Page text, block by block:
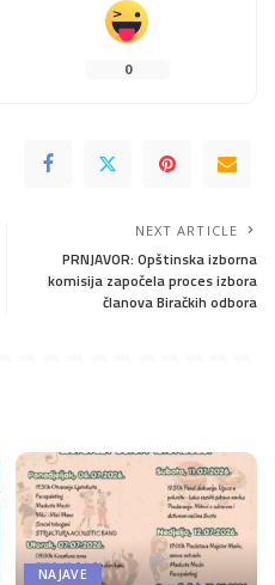
0
NEXT ARTICLE
PRNJAVOR: Opštinska izborna
komisija započela proces izbora
članova Biračkih odbora
NAJAVE